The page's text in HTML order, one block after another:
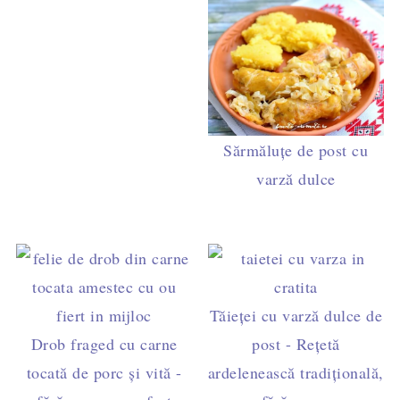
Sărmăluţe de post cu
varză dulce
Drob fraged cu carne
tocată de porc și vită -
Tăieței cu varză dulce de
post - Rețetă
ardelenească tradițională,